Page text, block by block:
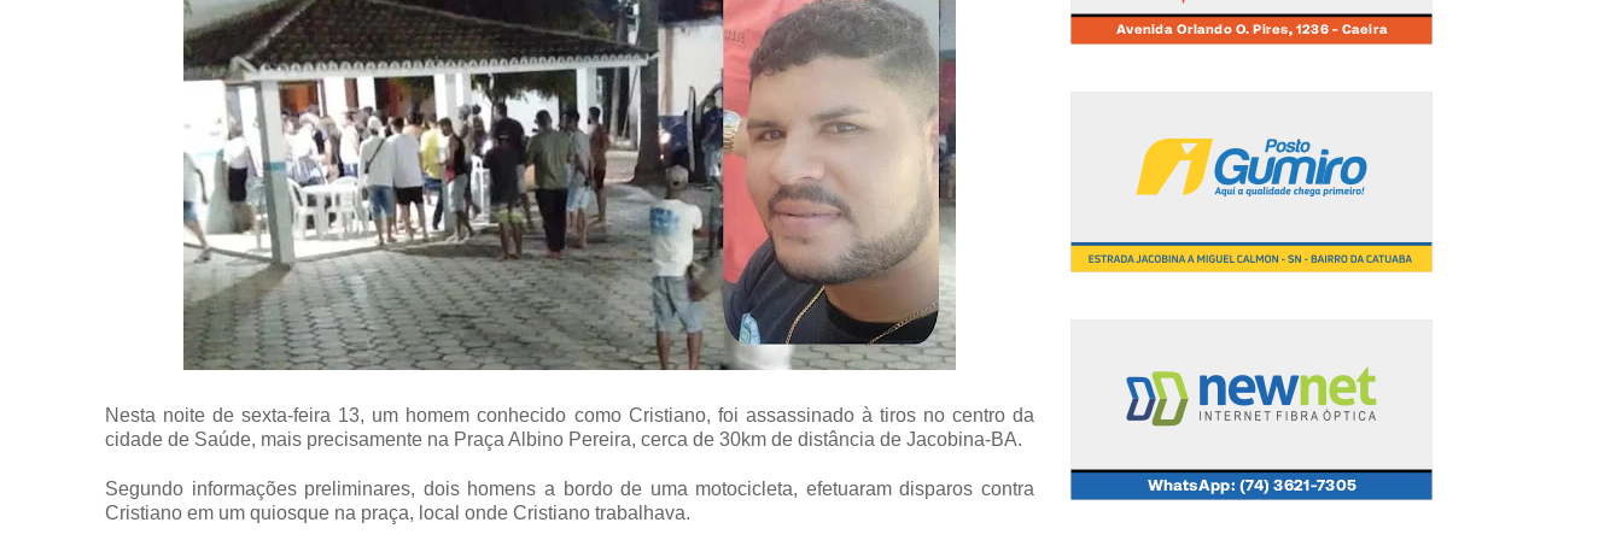
Nesta noite de sexta-feira 13, um homem conhecido como Cristiano, foi assassinado à tiros no centro da
cidade de Saúde, mais precisamente na Praça Albino Pereira, cerca de 30km de distância de Jacobina-BA.
Segundo informações preliminares, dois homens a bordo de uma motocicleta, efetuaram disparos contra
Cristiano em um quiosque na praça, local onde Cristiano trabalhava.